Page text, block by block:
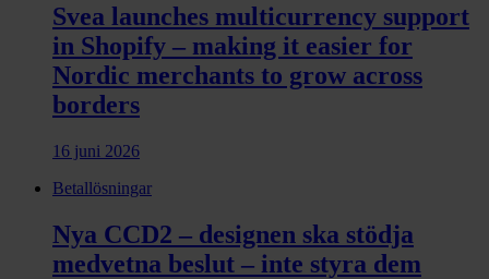
Svea launches multicurrency support
in Shopify – making it easier for
Nordic merchants to grow across
borders
16 juni 2026
Betallösningar
Nya CCD2 – designen ska stödja
medvetna beslut – inte styra dem